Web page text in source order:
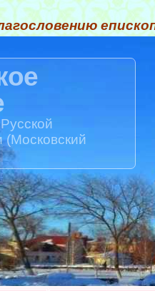
(Московский